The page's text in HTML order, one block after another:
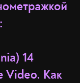
14
Video. Как